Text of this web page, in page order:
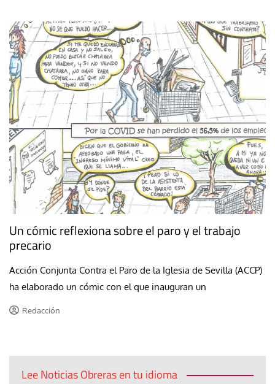
Un cómic reflexiona sobre el paro y el trabajo
precario
Acción Conjunta Contra el Paro de la Iglesia de Sevilla (ACCP)
ha elaborado un cómic con el que inauguran un
Redacción
Lee Noticias Obreras en tu idioma